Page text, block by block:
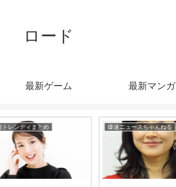
ロード
最新ゲーム 最新マンガ
る 芸能トレンディまとめ